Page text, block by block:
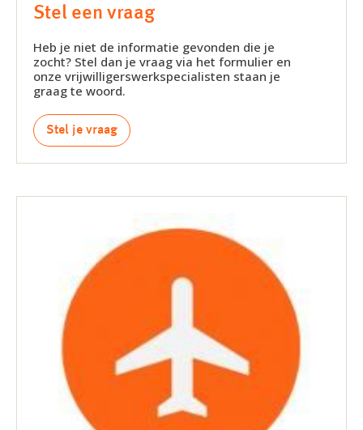
Stel een vraag
Heb je niet de informatie gevonden die je
zocht? Stel dan je vraag via het formulier en
onze vrijwilligerswerkspecialisten staan je
graag te woord.
Stel je vraag